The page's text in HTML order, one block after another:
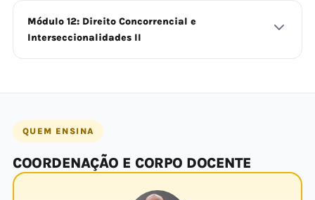
Módulo 12: Direito Concorrencial e
Interseccionalidades II
QUEM ENSINA
COORDENAÇÃO E CORPO DOCENTE